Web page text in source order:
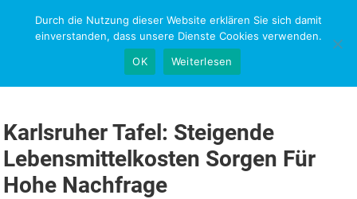
NEWS-RESEARCH
Karlsruher Tafel: Steigende
Lebensmittelkosten Sorgen Für
Hohe Nachfrage
Durch die Nutzung dieser Website erklären Sie sich damit
einverstanden, dass unsere Dienste Cookies verwenden.
OK
Weiterlesen